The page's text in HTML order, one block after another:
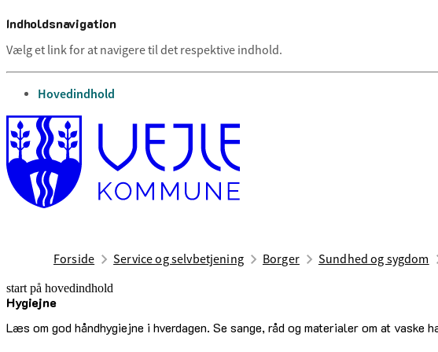
Indholdsnavigation
Vælg et link for at navigere til det respektive indhold.
gå til
Hovedindhold
Forside Service og selvbetjening Borger Sundhed og sygdom
start på hovedindhold
Hygiejne
Læs om god håndhygiejne i hverdagen. Se sange, råd og materialer om at
senest opdateret 13. marts 2026